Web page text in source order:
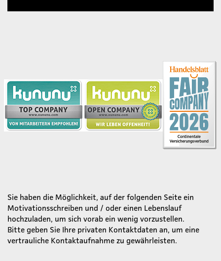
Sie haben die Möglichkeit, auf der folgenden Seite ein
Motivationsschreiben und / oder einen Lebenslauf
hochzuladen, um sich vorab ein wenig vorzustellen.
Bitte geben Sie Ihre privaten Kontaktdaten an, um eine
vertrauliche Kontaktaufnahme zu gewährleisten.